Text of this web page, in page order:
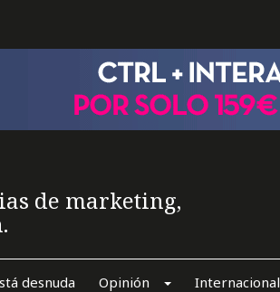
de marketing,
desnuda Opinión Internacional